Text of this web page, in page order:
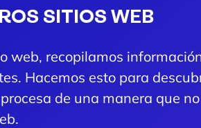
SITIOS WEB
web, recopilamos
Hacemos esto para
de una manera que